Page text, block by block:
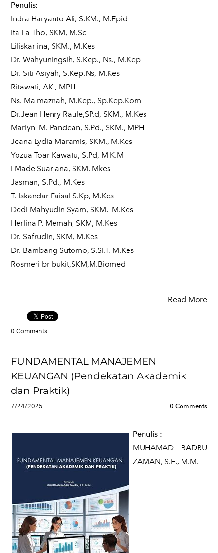
Penulis:
Indra Haryanto Ali, S.KM., M.Epid
Ita La Tho, SKM, M.Sc
Liliskarlina, SKM., M.Kes
Dr. Wahyuningsih, S.Kep., Ns., M.Kep
Dr. Siti Asiyah, S.Kep.Ns, M.Kes
Ritawati, AK., MPH
Ns. Maimaznah, M.Kep., Sp.Kep.Kom
Dr.Jean Henry Raule,SP.d, SKM., M.Kes
Marlyn M. Pandean, S.Pd., SKM., MPH
Jeana Lydia Maramis, SKM., M.Kes
Yozua Toar Kawatu, S.Pd, M.K.M
I Made Suarjana, SKM.,Mkes
Jasman, S.Pd., M.Kes
T. Iskandar Faisal S.Kp, M.Kes
Dedi Mahyudin Syam, SKM., M.Kes
Herlina P. Memah, SKM, M.Kes
Dr. Safrudin, SKM, M.Kes
Dr. Bambang Sutomo, S.Si.T, M.Kes
Rosmeri br bukit,SKM,M.Biomed
Read More
0 Comments
FUNDAMENTAL MANAJEMEN
KEUANGAN (Pendekatan Akademik
dan Praktik)
7/24/2025 0 Comments
Penulis :
MUHAMAD BADRU
ZAMAN, S.E., M.M.